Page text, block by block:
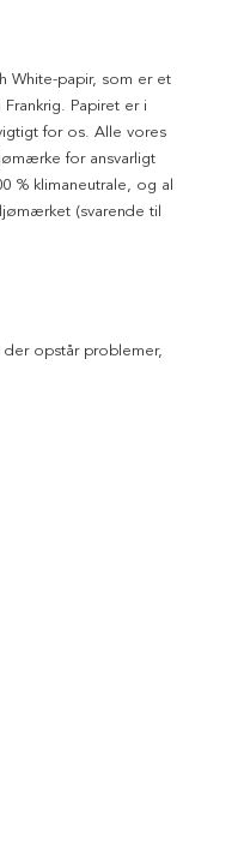
White-papir, som er et
Papiret er i
for os. Alle vores
for ansvarligt
% klimaneutrale, og al
(svarende til
der opstår problemer,